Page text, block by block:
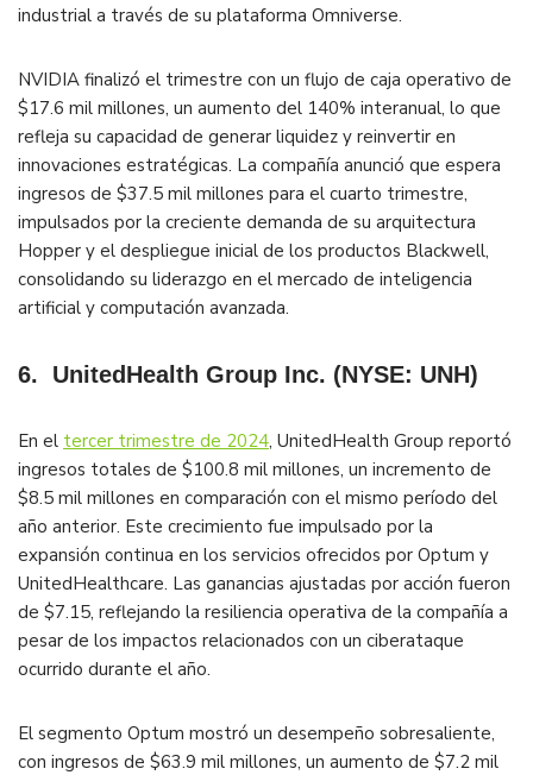
industrial a través de su plataforma Omniverse​.
NVIDIA finalizó el trimestre con un flujo de caja operativo de
$17.6 mil millones, un aumento del 140% interanual, lo que
refleja su capacidad de generar liquidez y reinvertir en
innovaciones estratégicas. La compañía anunció que espera
ingresos de $37.5 mil millones para el cuarto trimestre,
impulsados por la creciente demanda de su arquitectura
Hopper y el despliegue inicial de los productos Blackwell,
consolidando su liderazgo en el mercado de inteligencia
artificial y computación avanzada​.
6. UnitedHealth Group Inc. (NYSE: UNH)
En el tercer trimestre de 2024, UnitedHealth Group reportó
ingresos totales de $100.8 mil millones, un incremento de
$8.5 mil millones en comparación con el mismo período del
año anterior. Este crecimiento fue impulsado por la
expansión continua en los servicios ofrecidos por Optum y
UnitedHealthcare. Las ganancias ajustadas por acción fueron
de $7.15, reflejando la resiliencia operativa de la compañía a
pesar de los impactos relacionados con un ciberataque
ocurrido durante el año​.
El segmento Optum mostró un desempeño sobresaliente,
con ingresos de $63.9 mil millones, un aumento de $7.2 mil